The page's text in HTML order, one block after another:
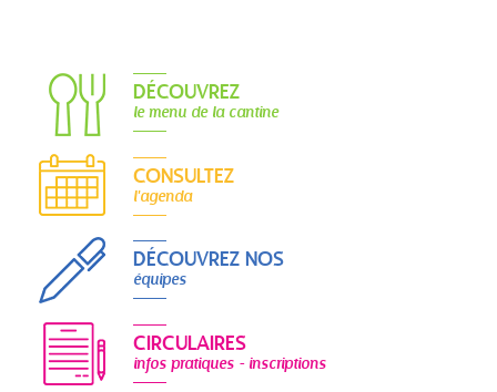
DÉCOUVREZ
le menu de la cantine
CONSULTEZ
l'agenda
DÉCOUVREZ NOS
équipes
CIRCULAIRES
infos pratiques - inscriptions